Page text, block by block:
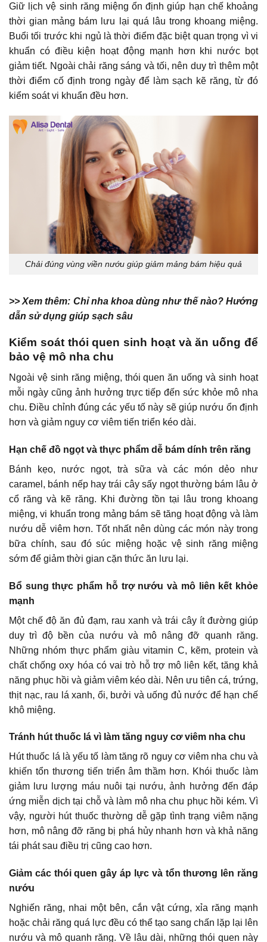
Giữ lịch vệ sinh răng miệng ổn định giúp hạn chế khoảng
thời gian mảng bám lưu lại quá lâu trong khoang miệng.
Buổi tối trước khi ngủ là thời điểm đặc biệt quan trọng vì vi
khuẩn có điều kiện hoạt động mạnh hơn khi nước bọt
giảm tiết. Ngoài chải răng sáng và tối, nên duy trì thêm một
thời điểm cố định trong ngày để làm sạch kẽ răng, từ đó
kiểm soát vi khuẩn đều hơn.
Chải đúng vùng viền nướu giúp giảm mảng bám hiệu quả
>> Xem thêm: Chỉ nha khoa dùng như thế nào? Hướng
dẫn sử dụng giúp sạch sâu
Kiểm soát thói quen sinh hoạt và ăn uống để
bảo vệ mô nha chu
Ngoài vệ sinh răng miệng, thói quen ăn uống và sinh hoạt
mỗi ngày cũng ảnh hưởng trực tiếp đến sức khỏe mô nha
chu. Điều chỉnh đúng các yếu tố này sẽ giúp nướu ổn định
hơn và giảm nguy cơ viêm tiến triển kéo dài.
Hạn chế đồ ngọt và thực phẩm dễ bám dính trên răng
Bánh kẹo, nước ngọt, trà sữa và các món dẻo như
caramel, bánh nếp hay trái cây sấy ngọt thường bám lâu ở
cổ răng và kẽ răng. Khi đường tồn tại lâu trong khoang
miệng, vi khuẩn trong mảng bám sẽ tăng hoạt động và làm
nướu dễ viêm hơn. Tốt nhất nên dùng các món này trong
bữa chính, sau đó súc miệng hoặc vệ sinh răng miệng
sớm để giảm thời gian cặn thức ăn lưu lại.
Bổ sung thực phẩm hỗ trợ nướu và mô liên kết khỏe
mạnh
Một chế độ ăn đủ đạm, rau xanh và trái cây ít đường giúp
duy trì độ bền của nướu và mô nâng đỡ quanh răng.
Những nhóm thực phẩm giàu vitamin C, kẽm, protein và
chất chống oxy hóa có vai trò hỗ trợ mô liên kết, tăng khả
năng phục hồi và giảm viêm kéo dài. Nên ưu tiên cá, trứng,
thịt nạc, rau lá xanh, ổi, bưởi và uống đủ nước để hạn chế
khô miệng.
Tránh hút thuốc lá vì làm tăng nguy cơ viêm nha chu
Hút thuốc lá là yếu tố làm tăng rõ nguy cơ viêm nha chu và
khiến tổn thương tiến triển âm thầm hơn. Khói thuốc làm
giảm lưu lượng máu nuôi tại nướu, ảnh hưởng đến đáp
ứng miễn dịch tại chỗ và làm mô nha chu phục hồi kém. Vì
vậy, người hút thuốc thường dễ gặp tình trạng viêm nặng
hơn, mô nâng đỡ răng bị phá hủy nhanh hơn và khả năng
tái phát sau điều trị cũng cao hơn.
Giảm các thói quen gây áp lực và tổn thương lên răng
nướu
Nghiến răng, nhai một bên, cắn vật cứng, xỉa răng mạnh
hoặc chải răng quá lực đều có thể tạo sang chấn lặp lại lên
nướu và mô quanh răng. Về lâu dài, những thói quen này